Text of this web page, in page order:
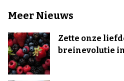
Meer Nieuws
Zette onze
breinevolutie